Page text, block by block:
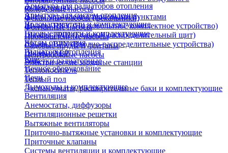
Колодезные насосы
Фекальные насосы (фекальники)
Фонтанные насосы
Промышленные насосы
Садовые пруды и фонтаны
Центробежные насосы
охлаждения)
Щиты управления тепловыми пунктами
Шкафы НКУ (Низковольтное комплектное устройство)
Шкафы ГРЩ (Главный распределительный щит)
Шкафы ВРУ (Вводно-распределительные устройства)
Шкафы АВР
Электрические зарядные станции
Арматура для радиаторов отопления
Арматура для систем отопления
Водонагреватели и комплектующие
Газовые колонки и комплектующие
Котлы отопления
Радиаторы отопления
Решетки радиаторные
Теплоноситель
Теплый пол
Экспанзоматы, расширительные баки и комплектующие
Еще
Печное оборудование
Печи
Дымоходы и комплектующие
Вентиляция
Анемостаты, диффузоры
Вентиляционные решетки
Вытяжные вентиляторы
Приточно-вытяжные установки и комплектующие
Приточные клапаны
Системы вентиляции и комплектующие